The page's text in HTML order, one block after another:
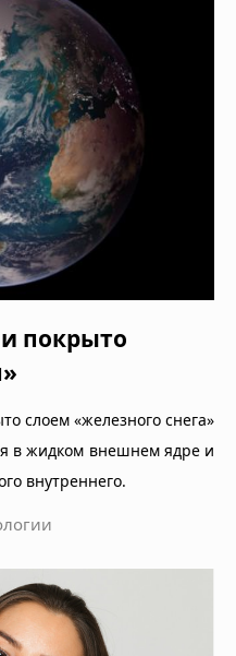
покрыто
слоем «железного снега»
в жидком внешнем ядре и
внутреннего.